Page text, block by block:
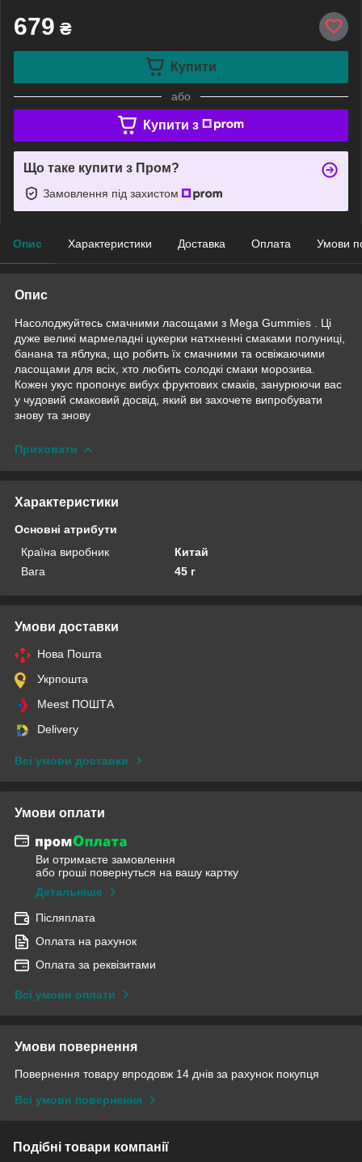
679 ₴
Купити
або
Купити з
Що таке купити з Пром?
Замовлення під захистом
Опис Характеристики Доставка Оплата Умови
Опис
Насолоджуйтесь смачними ласощами з Mega Gummies . Ці
дуже великі мармеладні цукерки натхненні смаками полуниці,
банана та яблука, що робить їх смачними та освіжаючими
ласощами для всіх, хто любить солодкі смаки морозива.
Кожен укус пропонує вибух фруктових смаків, занурюючи вас
у чудовий смаковий досвід, який ви захочете випробувати
знову та знову
Приховати
Характеристики
Основні атрибути
Країна виробник
Китай
Вага
45 г
Умови доставки
Нова Пошта
Укрпошта
Meest ПОШТА
Delivery
Всі умови доставки
Умови оплати
Ви отримаєте замовлення
або гроші повернуться на вашу картку
Детальніше
Післяплата
Оплата на рахунок
Оплата за реквізитами
Всі умови оплати
Умови повернення
Повернення товару впродовж 14 днів за рахунок покупця
Всі умови повернення
Подібні товари компанії